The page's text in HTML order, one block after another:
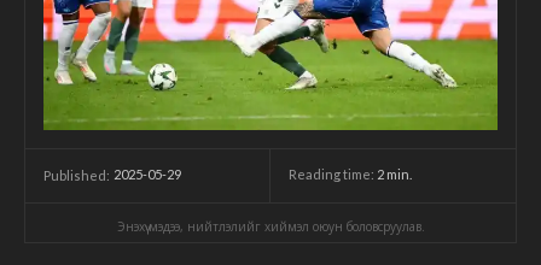
Published: 2025-05-29 Reading time: 2 min.
Энэхүү мэдээ, нийтлэлийг хиймэл оюун боловсруулав.